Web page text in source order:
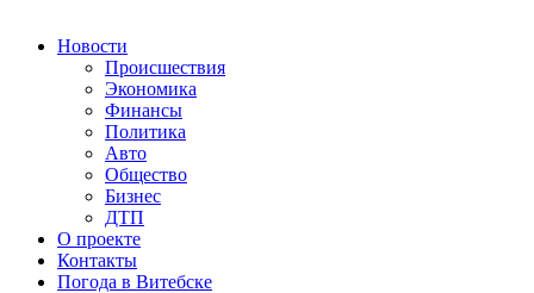
Новости
Происшествия
Экономика
Финансы
Политика
Авто
Общество
Бизнес
ДТП
О проекте
Контакты
Погода в Витебске